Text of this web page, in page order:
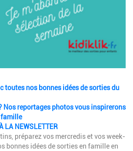
toutes nos bonnes idées de sorties du
Nos reportages photos vous inspirerons
famille
LA NEWSLETTER
préparez vos mercredis et vos week-
bonnes idées de sorties en famille en